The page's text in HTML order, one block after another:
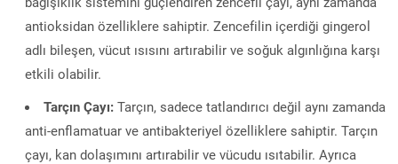
antioksidan özelliklere sahiptir. Zencefilin içerdiği gingerol
adlı bileşen, vücut ısısını artırabilir ve soğuk algınlığına karşı
etkili olabilir.
Tarçın Çayı: Tarçın, sadece tatlandırıcı değil aynı zamanda
anti-enflamatuar ve antibakteriyel özelliklere sahiptir. Tarçın
çayı, kan dolaşımını artırabilir ve vücudu ısıtabilir. Ayrıca